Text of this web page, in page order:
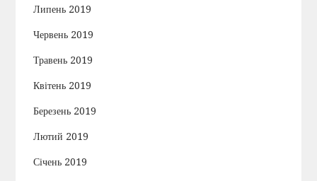
Липень 2019
Червень 2019
Травень 2019
Квітень 2019
Березень 2019
Лютий 2019
Січень 2019